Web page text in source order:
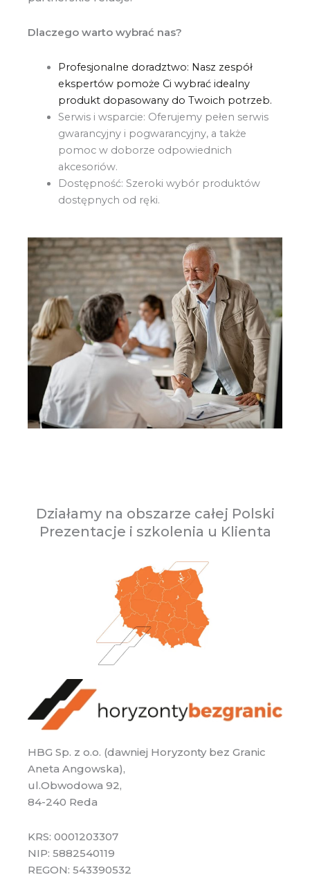
Dlaczego warto wybrać nas?
Profesjonalne doradztwo: Nasz zespół
ekspertów pomoże Ci wybrać idealny
produkt dopasowany do Twoich potrzeb.
Serwis i wsparcie: Oferujemy pełen serwis
gwarancyjny i pogwarancyjny, a także
pomoc w doborze odpowiednich
akcesoriów.
Dostępność: Szeroki wybór produktów
dostępnych od ręki.
Działamy na obszarze całej Polski
Prezentacje i szkolenia u Klienta
HBG Sp. z o.o. (dawniej Horyzonty bez Granic
Aneta Angowska),
ul.Obwodowa 92,
84-240 Reda
KRS: 0001203307
NIP: 5882540119
REGON: 543390532